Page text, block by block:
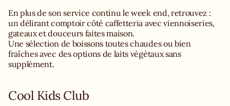
En plus de son service continu le week end, retrouvez :
un délirant comptoir côté caffetteria avec viennoiseries,
gateaux et douceurs faites maison.
Une sélection de boissons toutes chaudes ou bien
fraîches avec des options de laits végétaux sans
supplément.
Cool Kids Club